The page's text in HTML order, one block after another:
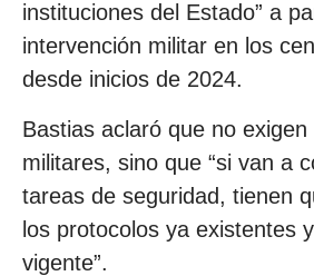
instituciones del Estado” a
intervención militar en los
desde inicios de 2024.
Bastias aclaró que no
militares, sino que “si van a
tareas de seguridad, tienen
los protocolos ya existentes
vigente”.